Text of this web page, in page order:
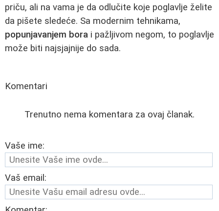
priču, ali na vama je da odlučite koje poglavlje želite
da pišete sledeće. Sa modernim tehnikama,
popunjavanjem bora i pažljivom negom, to poglavlje
može biti najsjajnije do sada.
Komentari
Trenutno nema komentara za ovaj članak.
Vaše ime:
Vaš email: